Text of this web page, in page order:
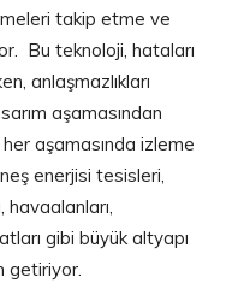
takip etme ve
Bu teknoloji, hataları
anlaşmazlıkları
aşamasından
aşamasında izleme
enerjisi tesisleri,
havaalanları,
gibi büyük altyapı
getiriyor.